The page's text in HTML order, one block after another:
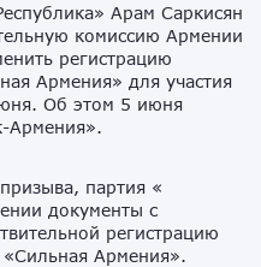
Арам Саркисян
комиссию Армении
регистрацию
Армения» для участия
Об этом 5 июня
Армения».
партия «
документы с
регистрацию
«Сильная Армения».